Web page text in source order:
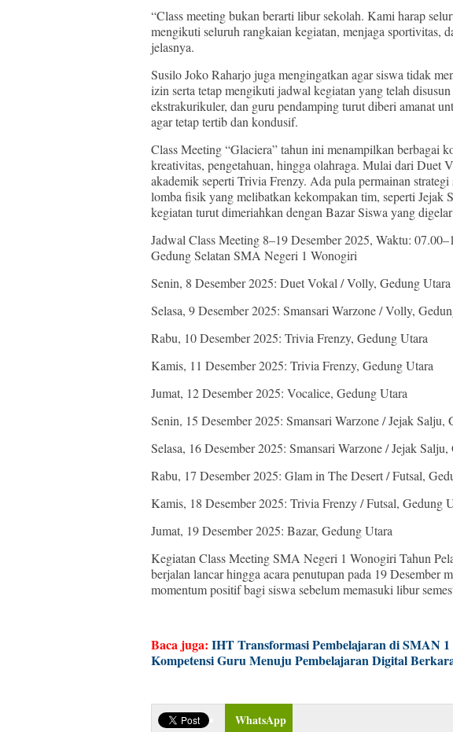
“Class meeting bukan berarti libur sekolah. Kami harap
mengikuti seluruh rangkaian kegiatan, menjaga sportivitas,
jelasnya.
Susilo Joko Raharjo juga mengingatkan agar siswa tidak
izin serta tetap mengikuti jadwal kegiatan yang telah
ekstrakurikuler, dan guru pendamping turut diberi amanat
agar tetap tertib dan kondusif.
Class Meeting “Glaciera” tahun ini menampilkan berbagai
kreativitas, pengetahuan, hingga olahraga. Mulai dari Duet
akademik seperti Trivia Frenzy. Ada pula permainan strategi
lomba fisik yang melibatkan kekompakan tim, seperti Jejak
kegiatan turut dimeriahkan dengan Bazar Siswa yang
Jadwal Class Meeting 8–19 Desember 2025, Waktu:
Gedung Selatan SMA Negeri 1 Wonogiri
Senin, 8 Desember 2025: Duet Vokal / Volly, Gedung Utara
Selasa, 9 Desember 2025: Smansari Warzone / Volly,
Rabu, 10 Desember 2025: Trivia Frenzy, Gedung Utara
Kamis, 11 Desember 2025: Trivia Frenzy, Gedung Utara
Jumat, 12 Desember 2025: Vocalice, Gedung Utara
Senin, 15 Desember 2025: Smansari Warzone / Jejak Salju,
Selasa, 16 Desember 2025: Smansari Warzone / Jejak
Rabu, 17 Desember 2025: Glam in The Desert / Futsal,
Kamis, 18 Desember 2025: Trivia Frenzy / Futsal, Gedung
Jumat, 19 Desember 2025: Bazar, Gedung Utara
Kegiatan Class Meeting SMA Negeri 1 Wonogiri Tahun
berjalan lancar hingga acara penutupan pada 19 Desember
momentum positif bagi siswa sebelum memasuki libur
Baca juga: IHT Transformasi Pembelajaran di SMAN
Kompetensi Guru Menuju Pembelajaran Digital
WhatsApp